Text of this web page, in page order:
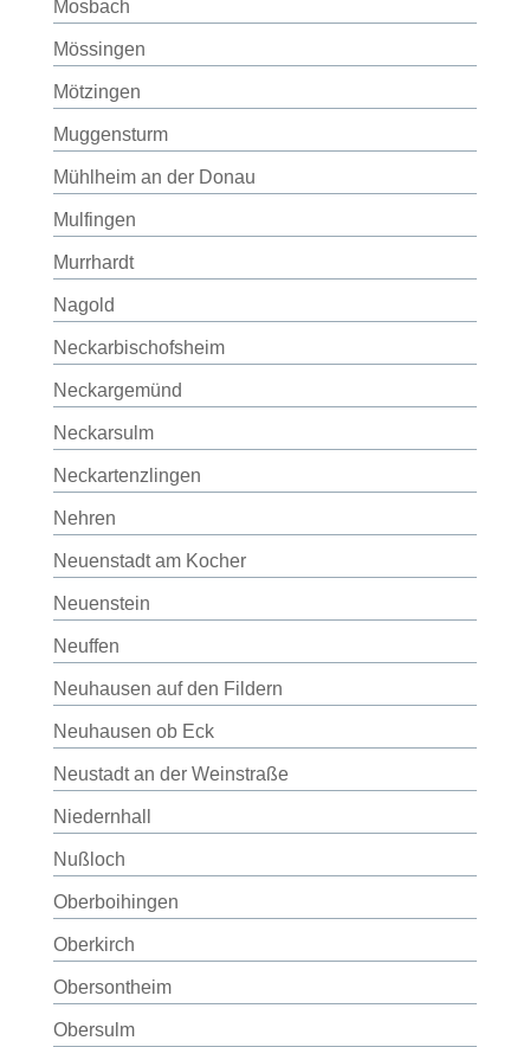
Mosbach
Mössingen
Mötzingen
Muggensturm
Mühlheim an der Donau
Mulfingen
Murrhardt
Nagold
Neckarbischofsheim
Neckargemünd
Neckarsulm
Neckartenzlingen
Nehren
Neuenstadt am Kocher
Neuenstein
Neuffen
Neuhausen auf den Fildern
Neuhausen ob Eck
Neustadt an der Weinstraße
Niedernhall
Nußloch
Oberboihingen
Oberkirch
Obersontheim
Obersulm